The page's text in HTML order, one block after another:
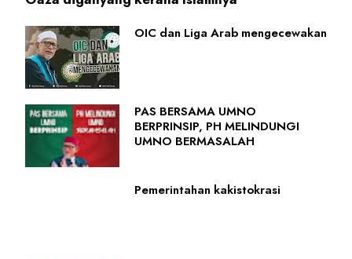
OIC dan Liga Arab mengecewakan
PAS BERSAMA UMNO
BERPRINSIP, PH MELINDUNGI
UMNO BERMASALAH
Pemerintahan kakistokrasi